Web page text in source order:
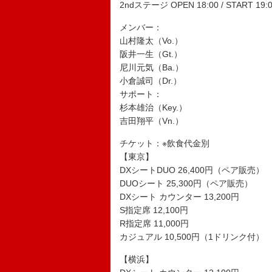
2ndステージ OPEN 18:00 / START
メンバー：
山村隆太（Vo.）
阪井一生（Gt.）
尼川元気（Ba.）
小倉誠司（Dr.）
サポート：
杉本雄治（Key.）
吉田翔平（Vn.）
チケット：※飲食代金別
【東京】
DXシートDUO 26,400円（ペア販売）
DUOシート 25,300円（ペア販売）
DXシート カウンター 13,200円
S指定席 12,100円
R指定席 11,000円
カジュアル 10,500円（1ドリンク付）
【横浜】